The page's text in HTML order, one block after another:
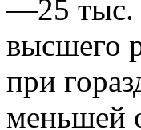
—25 тыс.
высшего
при
меньшей